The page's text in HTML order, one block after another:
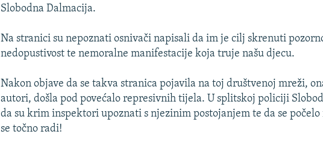
Slobodna Dalmacija.
Na stranici su nepoznati osnivači napisali da im je cilj skrenuti
nedopustivost te nemoralne manifestacije koja truje našu djecu.
Nakon objave da se takva stranica pojavila na toj društvenoj mreži,
autori, došla pod povećalo represivnih tijela. U splitskoj policiji
da su krim inspektori upoznati s njezinim postojanjem te da se
se točno radi!